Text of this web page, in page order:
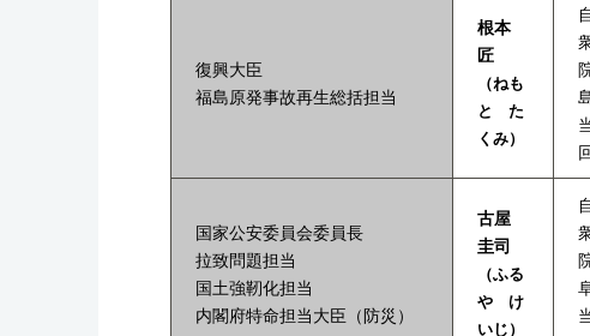
復興大臣
福島原発事故再生総括担当
根本
匠
（ねも
と た
くみ）
国家公安委員会委員長
拉致問題担当
国土強靭化担当
内閣府特命担当大臣（防災）
古屋
圭司
（ふる
や け
いじ）